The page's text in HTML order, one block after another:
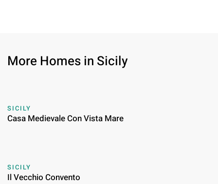
More Homes in Sicily
SICILY
Casa Medievale Con Vista Mare
SICILY
Il Vecchio Convento